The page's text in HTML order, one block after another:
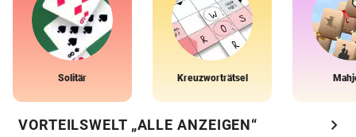
Solitär Kreuzworträtsel
VORTEILSWELT „ALLE ANZEIGEN“ chevron_right